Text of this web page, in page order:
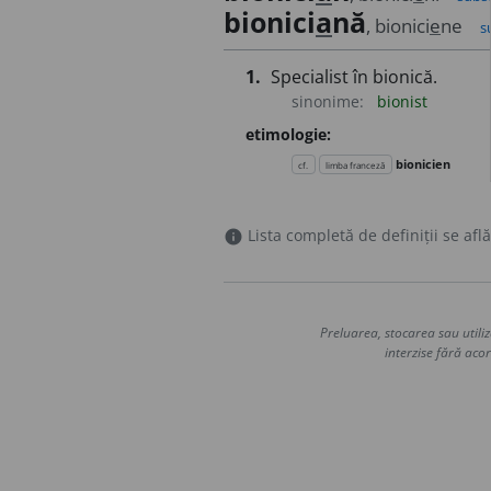
bioniciană, bioniciene
1. Specialist în bionică.
sinonime:
bionist
etimologie:
cf. limba franceză bionicien
info Lista completă de definiții se
Preluarea, stocarea sau
interzise fără